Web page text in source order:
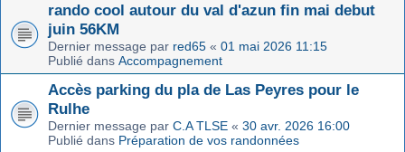
rando cool autour du val d'azun fin mai debut
juin 56KM
Dernier message par red65 « 01 mai 2026 11:15
Publié dans Accompagnement
Accès parking du pla de Las Peyres pour le
Rulhe
Dernier message par C.A TLSE « 30 avr. 2026 16:00
Publié dans Préparation de vos randonnées